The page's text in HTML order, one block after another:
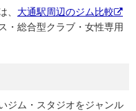
、 大通駅周辺のジム比較
・総合型クラブ・女性専用
ジム・スタジオをジャンル